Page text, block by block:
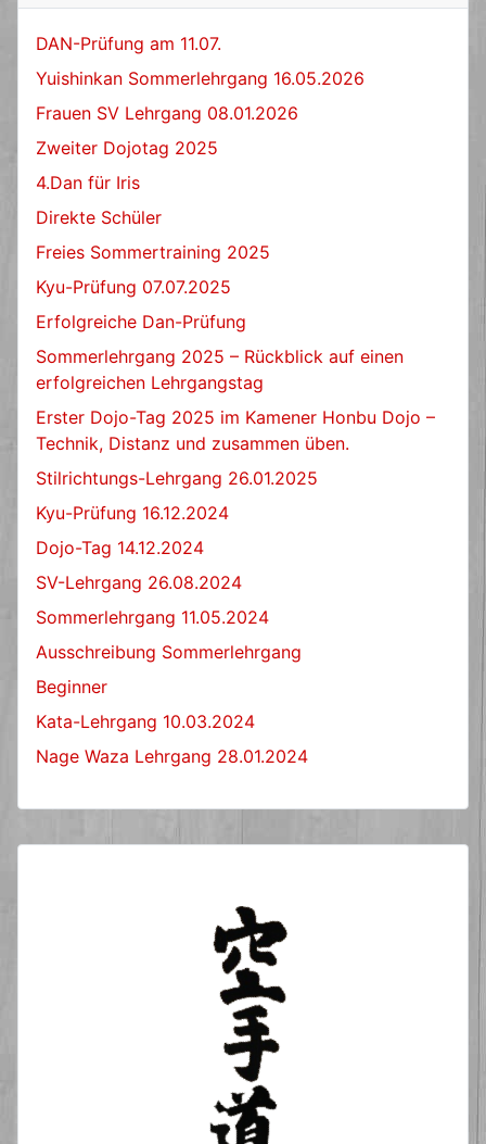
DAN-Prüfung am 11.07.
Yuishinkan Sommerlehrgang 16.05.2026
Frauen SV Lehrgang 08.01.2026
Zweiter Dojotag 2025
4.Dan für Iris
Direkte Schüler
Freies Sommertraining 2025
Kyu-Prüfung 07.07.2025
Erfolgreiche Dan-Prüfung
Sommerlehrgang 2025 – Rückblick auf einen
erfolgreichen Lehrgangstag
Erster Dojo-Tag 2025 im Kamener Honbu Dojo –
Technik, Distanz und zusammen üben.
Stilrichtungs-Lehrgang 26.01.2025
Kyu-Prüfung 16.12.2024
Dojo-Tag 14.12.2024
SV-Lehrgang 26.08.2024
Sommerlehrgang 11.05.2024
Ausschreibung Sommerlehrgang
Beginner
Kata-Lehrgang 10.03.2024
Nage Waza Lehrgang 28.01.2024